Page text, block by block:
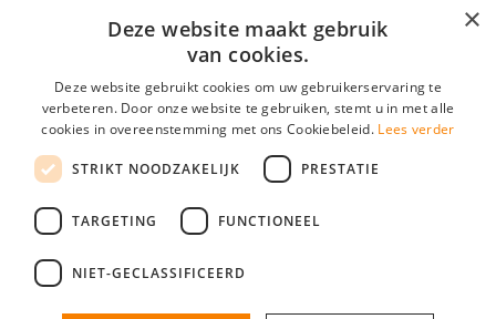
Inloggen als bedrijf
E-mail*
Wachtwoord
login gegevens onthouden
login
Bedrijf aanmelden
×
Deze website maakt gebruik
van cookies.
Deze website gebruikt cookies om uw gebruikerservaring te
verbeteren. Door onze website te gebruiken, stemt u in met alle
cookies in overeenstemming met ons Cookiebeleid. Lees verder
STRIKT NOODZAKELIJK PRESTATIE
TARGETING FUNCTIONEEL
NIET-GECLASSIFICEERD